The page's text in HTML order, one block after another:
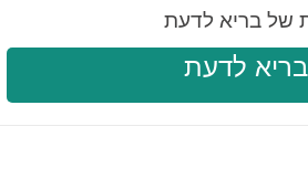
של בריא לדעת
לדעת